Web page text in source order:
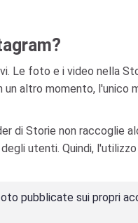
Le foto e i video nella
altro momento, l'unico
di Storie non raccoglie
utenti. Quindi,
pubblicate sui propri